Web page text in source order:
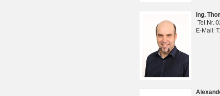
Ing.
Tel.Nr.
E-Mail: